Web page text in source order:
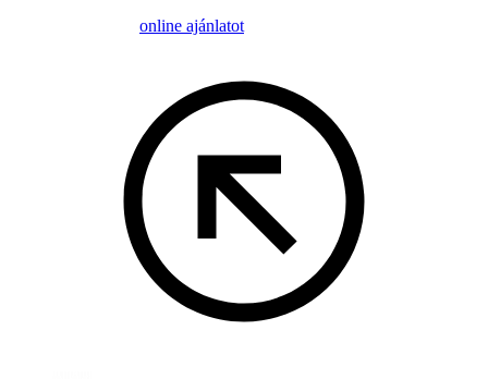
online ajánlatot